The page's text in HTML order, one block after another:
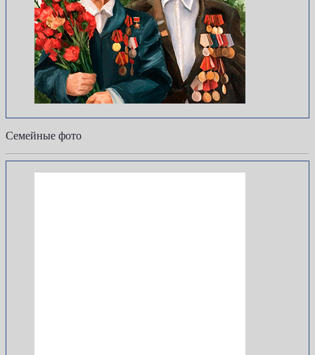
Семейные фото